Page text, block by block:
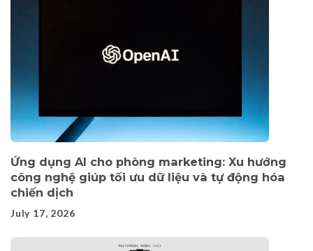
Ứng dụng AI cho phòng marketing: Xu hướng
công nghệ giúp tối ưu dữ liệu và tự động hóa
chiến dịch
July 17, 2026